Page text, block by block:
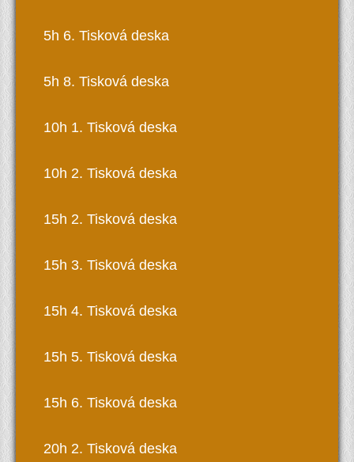
5h 6. Tisková deska
5h 8. Tisková deska
10h 1. Tisková deska
10h 2. Tisková deska
15h 2. Tisková deska
15h 3. Tisková deska
15h 4. Tisková deska
15h 5. Tisková deska
15h 6. Tisková deska
20h 2. Tisková deska